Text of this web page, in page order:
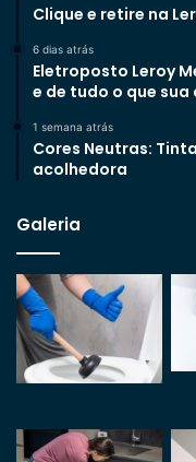
Clique e retire na
6 dias atrás
Eletroposto Leroy
e de tudo o que
1 semana atrás
Cores Neutras:
acolhedora
Galeria